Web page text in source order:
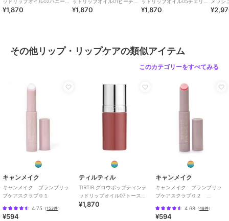
メロ(韓国コスメ)
¥1,870
ルト(韓国コスメ)
¥1,870
ラッシュ(韓国コスメ)
¥1,870
ボリー(
その他リップ・リップケアの類似アイテム
このカテゴリーをすべてみる
キャンメイク
キャンメイク プランプリッ
プケアスクラブ０１
4.75 （153件）
¥594
ティルティル
TIRTIR グロウポップティンテ
ッドリップオイル07トーステ
ィッドローズ(韓国コスメ)
¥1,870
キャンメイク
キャンメイク プランプリッ
プケアスクラブ０２
4.68（48件）
¥594